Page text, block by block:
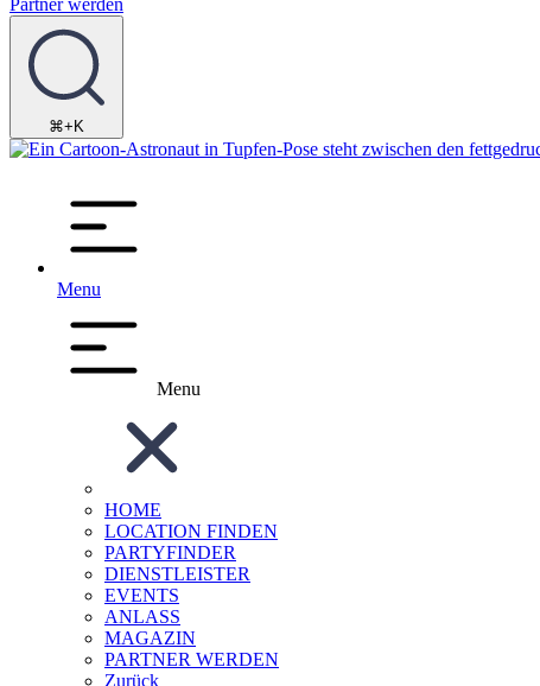
Partner werden
⌘+K
Menu
Menu
HOME
LOCATION FINDEN
PARTYFINDER
DIENSTLEISTER
EVENTS
ANLASS
MAGAZIN
PARTNER WERDEN
Zurück